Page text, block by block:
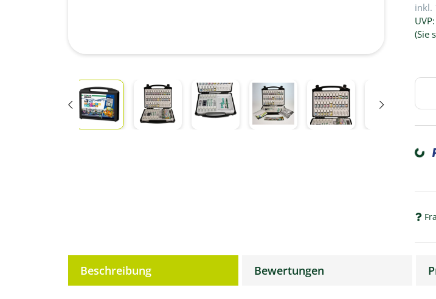
inkl.
UVP:
(Sie
weitere Registerkarten anzeigen
Beschreibung Bewertungen